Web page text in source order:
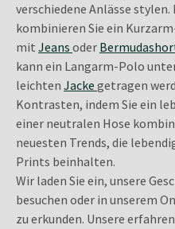
verschiedene Anlässe
kombinieren Sie ein
mit Jeans oder
kann ein Langarm-Polo
leichten Jacke getragen
Kontrasten, indem Sie ein
einer neutralen Hose
neuesten Trends, die
Prints beinhalten.
Wir laden Sie ein, unsere
besuchen oder in unserem
zu erkunden. Unsere